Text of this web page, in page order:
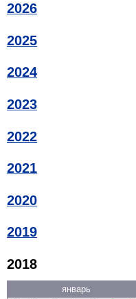
2026
2025
2024
2023
2022
2021
2020
2019
2018
январь